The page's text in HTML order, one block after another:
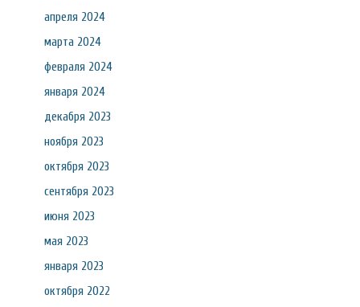
апреля 2024
марта 2024
февраля 2024
января 2024
декабря 2023
ноября 2023
октября 2023
сентября 2023
июня 2023
мая 2023
января 2023
октября 2022